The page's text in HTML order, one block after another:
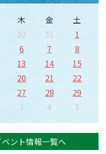
木 金
土
30 31
1
6 7
8
13 14
15
20 21
22
27 28
29
3 4 5
ント情報一覧へ